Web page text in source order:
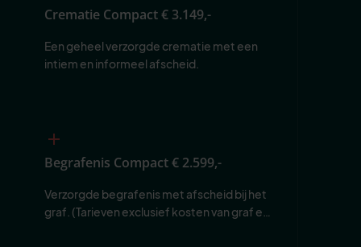
Crematie Compact€ 3.149,-
Een geheel verzorgde crematie met een
intiem en informeel afscheid.
Begrafenis Compact€ 2.599,-
Verzorgde begrafenis met afscheid bij het
graf. (Tarieven exclusief kosten van graf en